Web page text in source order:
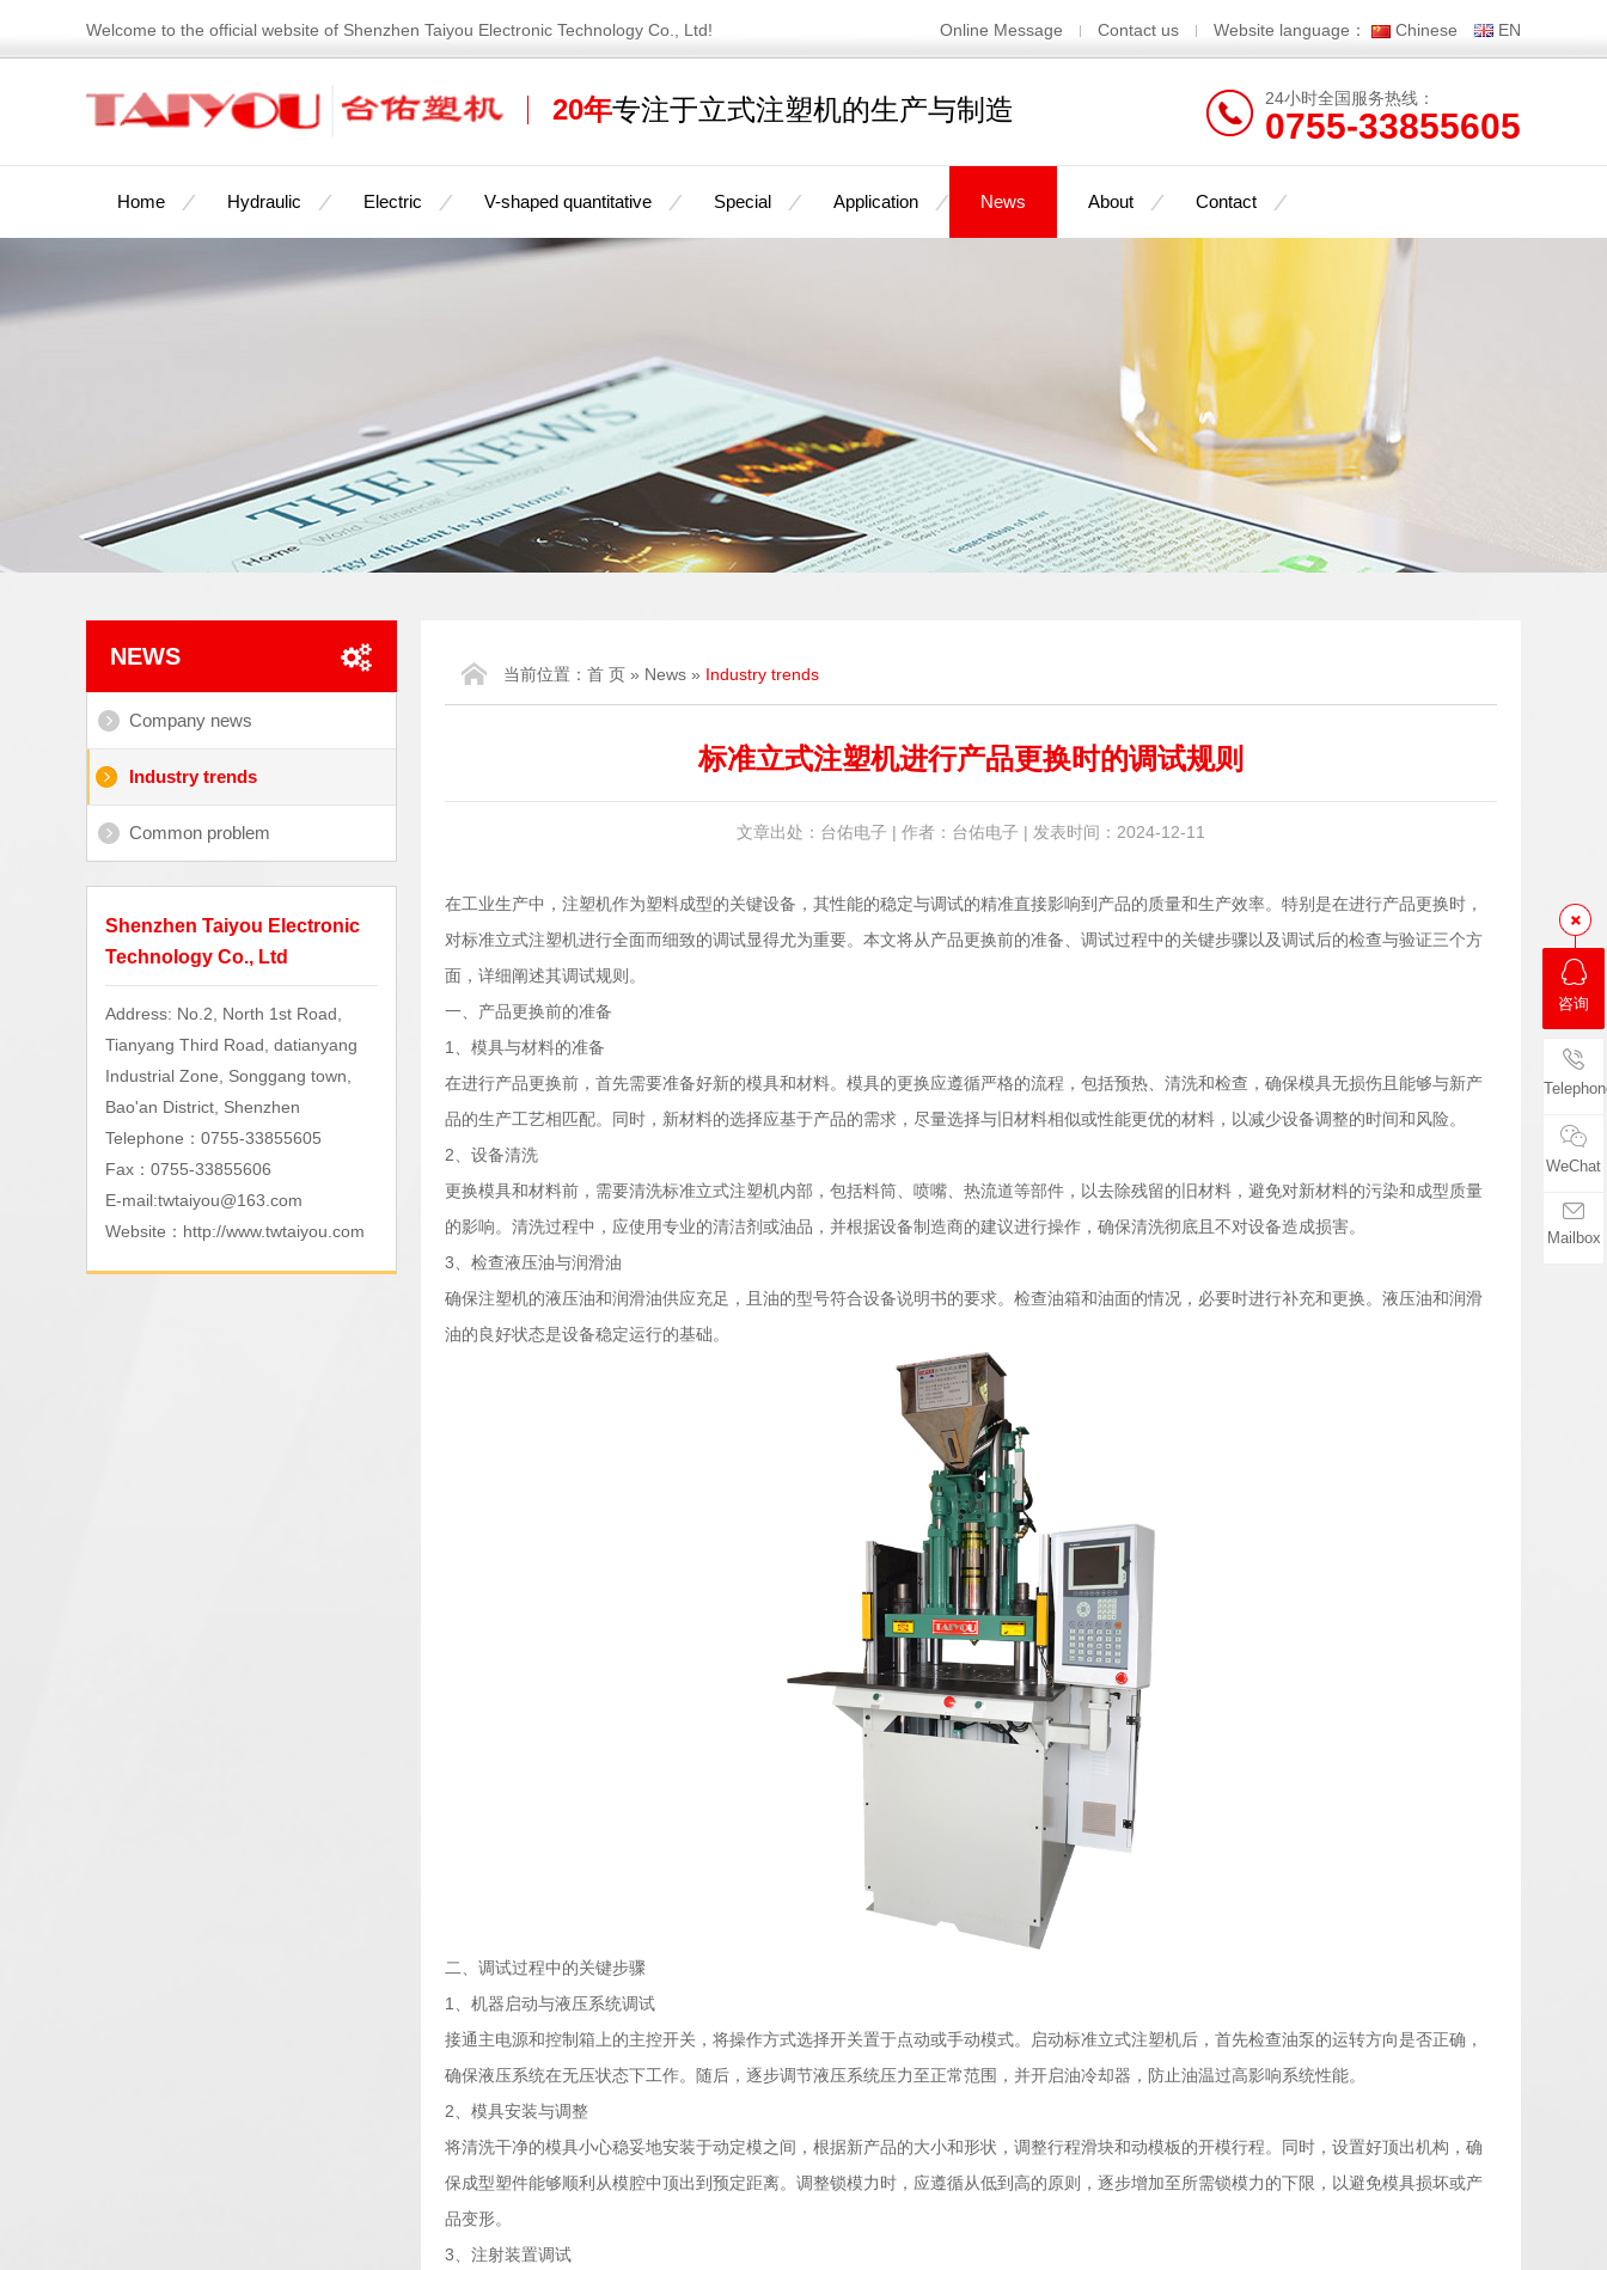
Welcome to the official website of Shenzhen Taiyou Electronic Technology Co., Ltd! Online Message Contact us Website language： Chinese EN
20年专注于立式注塑机的生产与制造 24小时全国服务热线：
0755-33855605
Home Hydraulic Electric V-shaped quantitative Special Application News About Contact
NEWS
Company news
Industry trends
Common problem
Shenzhen Taiyou Electronic
Technology Co., Ltd
Address: No.2, North 1st Road,
Tianyang Third Road, datianyang
Industrial Zone, Songgang town,
Bao'an District, Shenzhen
Telephone：0755-33855605
Fax：0755-33855606
E-mail:twtaiyou@163.com
Website： http://www.twtaiyou.com
当前位置： 首 页 » News » Industry trends
标准立式注塑机进行产品更换时的调试规则
文章出处：台佑电子 | 作者：台佑电子 | 发表时间：2024-12-11
在工业生产中，注塑机作为塑料成型的关键设备，其性能的稳定与调试的精准直接影响到产品的质量和生产效率。特别是在进行产品更换时，
对标准立式注塑机进行全面而细致的调试显得尤为重要。本文将从产品更换前的准备、调试过程中的关键步骤以及调试后的检查与验证三个方
面，详细阐述其调试规则。
一、产品更换前的准备
1、模具与材料的准备
在进行产品更换前，首先需要准备好新的模具和材料。模具的更换应遵循严格的流程，包括预热、清洗和检查，确保模具无损伤且能够与新产
品的生产工艺相匹配。同时，新材料的选择应基于产品的需求，尽量选择与旧材料相似或性能更优的材料，以减少设备调整的时间和风险。
2、设备清洗
更换模具和材料前，需要清洗标准立式注塑机内部，包括料筒、喷嘴、热流道等部件，以去除残留的旧材料，避免对新材料的污染和成型质量
的影响。清洗过程中，应使用专业的清洁剂或油品，并根据设备制造商的建议进行操作，确保清洗彻底且不对设备造成损害。
3、检查液压油与润滑油
确保注塑机的液压油和润滑油供应充足，且油的型号符合设备说明书的要求。检查油箱和油面的情况，必要时进行补充和更换。液压油和润滑
油的良好状态是设备稳定运行的基础。
二、调试过程中的关键步骤
1、机器启动与液压系统调试
接通主电源和控制箱上的主控开关，将操作方式选择开关置于点动或手动模式。启动标准立式注塑机后，首先检查油泵的运转方向是否正确，
确保液压系统在无压状态下工作。随后，逐步调节液压系统压力至正常范围，并开启油冷却器，防止油温过高影响系统性能。
2、模具安装与调整
将清洗干净的模具小心稳妥地安装于动定模之间，根据新产品的大小和形状，调整行程滑块和动模板的开模行程。同时，设置好顶出机构，确
保成型塑件能够顺利从模腔中顶出到预定距离。调整锁模力时，应遵循从低到高的原则，逐步增加至所需锁模力的下限，以避免模具损坏或产
品变形。
3、注射装置调试
咨询
WeChat
Mailbox